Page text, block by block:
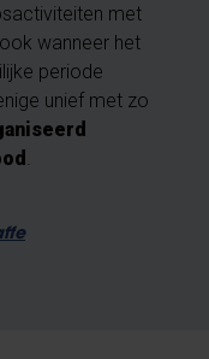
met
wanneer het
periode
unief met zo